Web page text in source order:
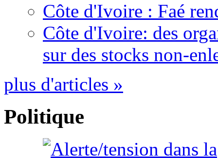
Côte d'Ivoire : Faé
Côte d'Ivoire: des
sur des stocks non-
plus d'articles »
Politique